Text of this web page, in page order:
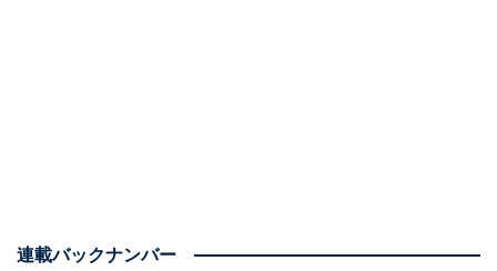
連載バックナンバー